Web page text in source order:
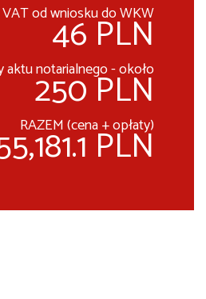
VAT od wniosku do WKW
46 PLN
aktu notarialnego - około
250 PLN
RAZEM (cena + opłaty)
PLN